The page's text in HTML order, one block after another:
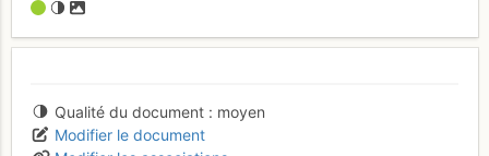
Qualité du document
moyen
Modifier le document